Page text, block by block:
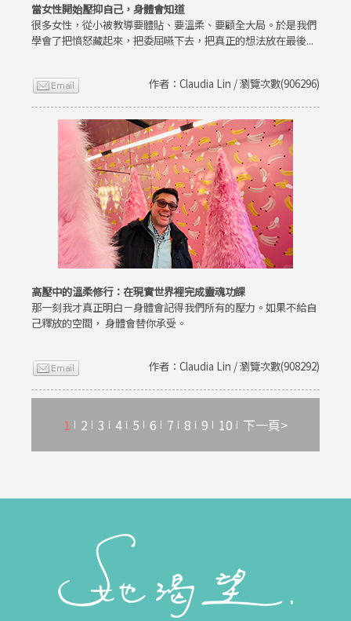
當女性開始壓抑自己，身體會知道
很多女性，從小被教導要體貼、要溫柔、要顧全大局。於是我們
學會了把憤怒藏起來，把委屈嚥下去，把真正的想法放在最後...
作者：Claudia Lin / 瀏覽次數(906296)
高壓中的溫柔修行：在現實世界裡完成靈魂功課
那一刻我才真正明白－身體會記得我們所有的壓力。如果不給自
己釋放的空間， 身體會替你承受。
作者：Claudia Lin / 瀏覽次數(908292)
1 2 3 4 5 6 7 8 9 10 下一頁>